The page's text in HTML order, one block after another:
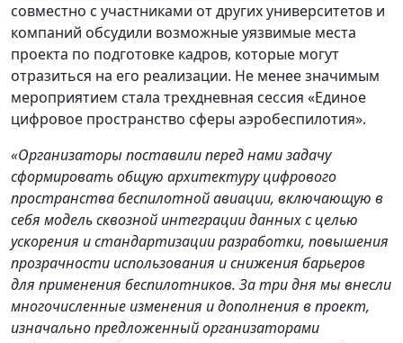
совместно с участниками от других университетов и
компаний обсудили возможные уязвимые места
проекта по подготовке кадров, которые могут
отразиться на его реализации. Не менее значимым
мероприятием стала трехдневная сессия «Единое
цифровое пространство сферы аэробеспилотия».
«Организаторы поставили перед нами задачу
сформировать общую архитектуру цифрового
пространства беспилотной авиации, включающую в
себя модель сквозной интеграции данных с целью
ускорения и стандартизации разработки, повышения
прозрачности использования и снижения барьеров
для применения беспилотников. За три дня мы внесли
многочисленные изменения и дополнения в проект,
изначально предложенный организаторами